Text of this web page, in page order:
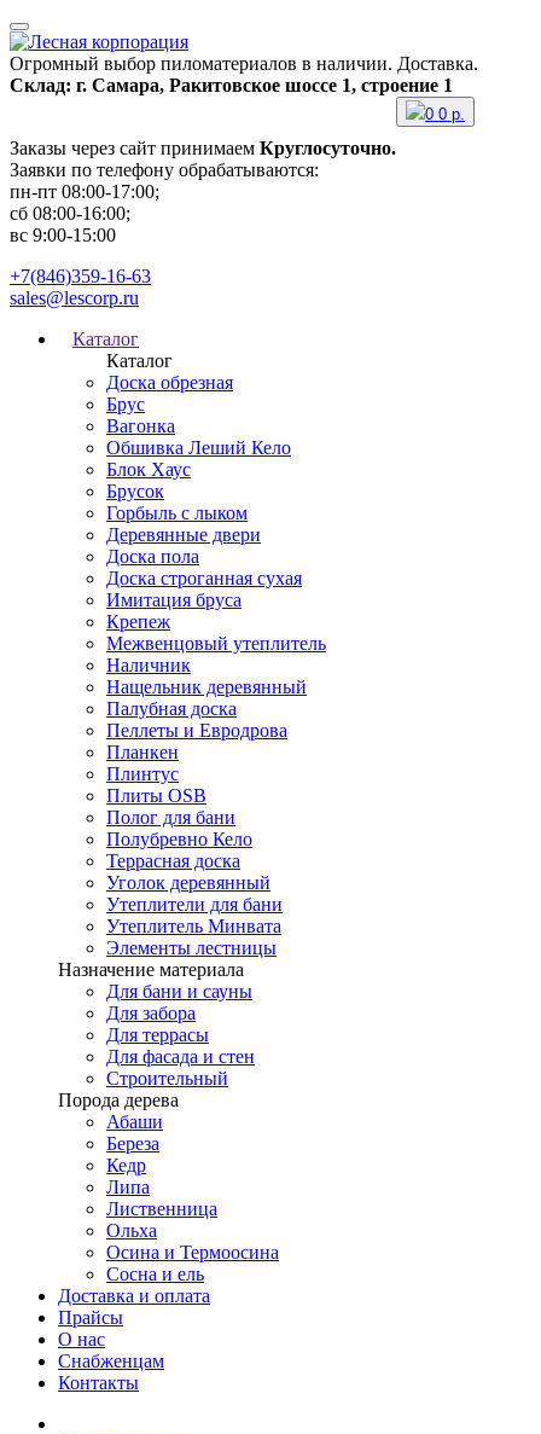
Огромный выбор пиломатериалов в наличии. Доставка.
Склад: г. Самара, Ракитовское шоссе 1, строение 1
Заказы через сайт принимаем Круглосуточно.
Заявки по телефону обрабатываются:
пн-пт 08:00-17:00;
сб 08:00-16:00;
вс 9:00-15:00
0 0 р.
+7(846)359-16-63
sales@lescorp.ru
Каталог
Каталог
Доска обрезная
Брус
Вагонка
Обшивка Леший Кело
Блок Хаус
Брусок
Горбыль с лыком
Деревянные двери
Доска пола
Доска строганная сухая
Имитация бруса
Крепеж
Межвенцовый утеплитель
Наличник
Нащельник деревянный
Палубная доска
Пеллеты и Евродрова
Планкен
Плинтус
Плиты OSB
Полог для бани
Полубревно Кело
Террасная доска
Уголок деревянный
Утеплители для бани
Утеплитель Минвата
Элементы лестницы
Назначение материала
Для бани и сауны
Для забора
Для террасы
Для фасада и стен
Строительный
Порода дерева
Абаши
Береза
Кедр
Липа
Лиственница
Ольха
Осина и Термоосина
Сосна и ель
Доставка и оплата
Прайсы
О нас
Снабженцам
Контакты